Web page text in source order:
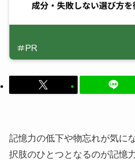
記憶力の低下や物忘れが気に
択肢のひとつとなるのが記憶